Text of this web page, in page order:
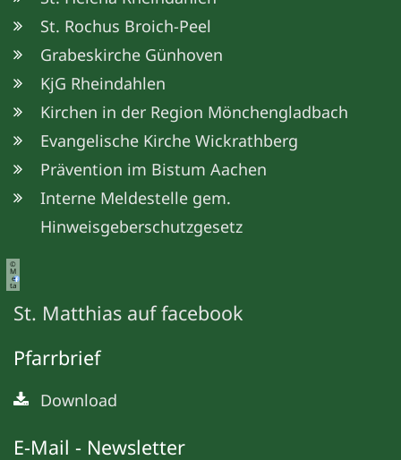
St. Rochus Broich-Peel
Grabeskirche Günhoven
KjG Rheindahlen
Kirchen in der Region Mönchengladbach
Evangelische Kirche Wickrathberg
Prävention im Bistum Aachen
Interne Meldestelle gem.
Hinweisgeberschutzgesetz
©
M
e
ta
St. Matthias auf facebook
Pfarrbrief
Download
E-Mail - Newsletter